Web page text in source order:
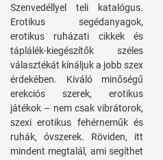
Szenvedéllyel teli katalógus.
Erotikus segédanyagok,
erotikus ruházati cikkek és
táplálék-kiegészítők széles
választékát kínáljuk a jobb szex
érdekében. Kiváló minőségű
erekciós szerek, erotikus
játékok – nem csak vibrátorok,
szexi erotikus fehérneműk és
ruhák, óvszerek. Röviden, itt
mindent megtalál, ami segíthet